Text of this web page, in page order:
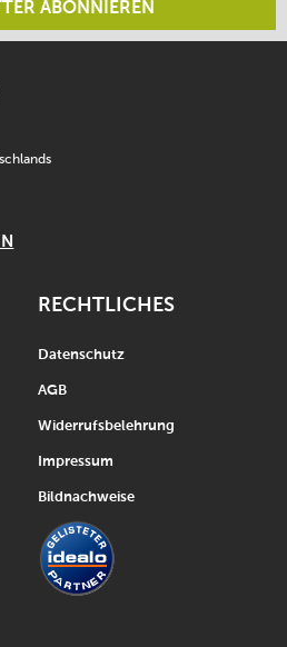
ABONNIEREN
RECHTLICHES
Datenschutz
AGB
Widerrufsbelehrung
Impressum
Bildnachweise